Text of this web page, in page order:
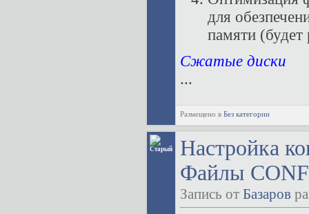
для
памяти (будет
Сжатые диски
...
Размещено в Без категории
Настройка
Файлы
Запись от Базаров